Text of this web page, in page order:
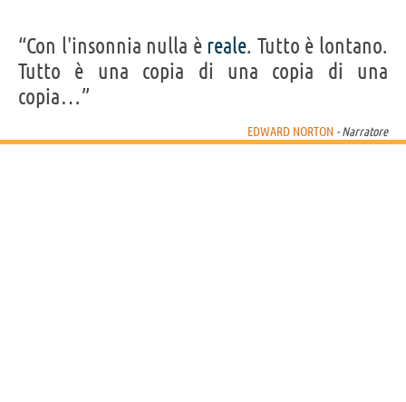
A Complete
Unknown
Asteroid City Glass Onion -
Knives Out
Alita - Angelo
della...
Acquista film di Edward Norton su
Frasi, citazioni e aforismi di Edward Norton
“Con l'insonnia nulla è reale. Tutto è lontano.
Tutto è una copia di una copia di una
copia…”
EDWARD NORTON - Narratore